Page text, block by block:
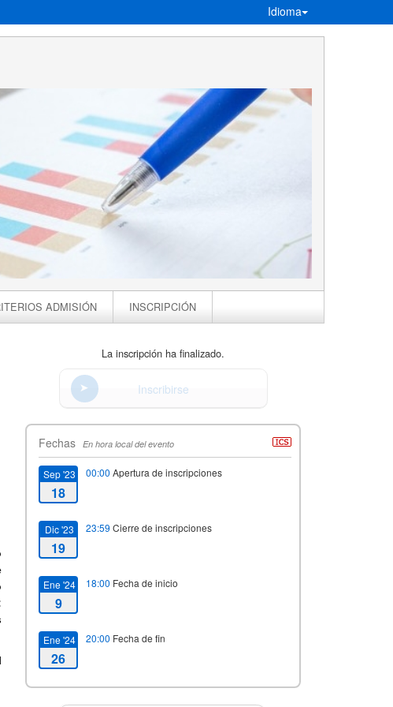
Idioma
ADMISIÓN INSCRIPCIÓN
La inscripción ha finalizado.
Inscribirse
Fechas En hora local del evento
Sep '23
18
00:00 Apertura de inscripciones
Dic '23
19
23:59 Cierre de inscripciones
Ene '24
9
18:00 Fecha de inicio
Ene '24
26
20:00 Fecha de fin